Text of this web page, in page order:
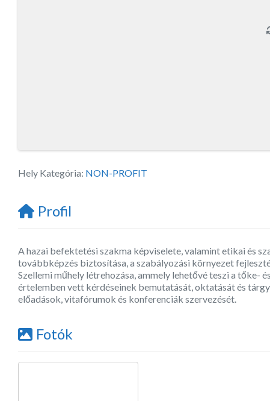
Hely Kategória: NON-PROFIT
Profil
A hazai befektetési szakma képviselete, valamint etikai és
továbbképzés biztosítása, a szabályozási környezet
Szellemi műhely létrehozása, ammely lehetővé teszi a tőke-
értelemben vett kérdéseinek bemutatását, oktatását és
előadások, vitafórumok és konferenciák szervezését.
Fotók